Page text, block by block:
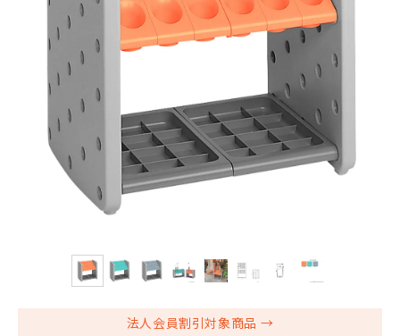
法人会員割引対象商品